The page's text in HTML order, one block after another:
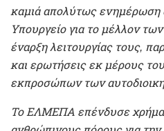
καμιά απολύτως
Υπουργείο για το μέλλον
έναρξη λειτουργίας τους,
και ερωτήσεις εκ μέρους
εκπροσώπων των
Το ΕΛΜΕΠΑ επένδυσε